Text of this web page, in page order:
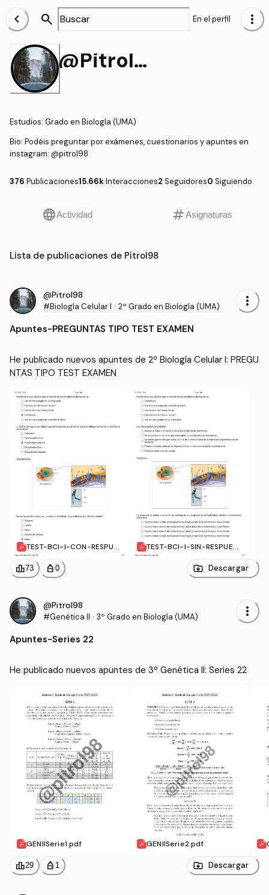
chevron_left search En el perfil more_vert
@Pitrol98
Estudios: Grado en Biología (UMA)
Bio: Podéis preguntar por exámenes, cuestionarios y apuntes en
instagram: @pitrol98
376 Publicaciones15.66kInteracciones2 Seguidores0 Siguiendo
languageActividad tagAsignaturas
Lista de publicaciones de Pitrol98
@Pitrol98
#Biología Celular I · 2º Grado en Biología (UMA) more_vert
Apuntes-PREGUNTAS TIPO TEST EXAMEN
He publicado nuevos apuntes de 2º Biología Celular I: PREGU
NTAS TIPO TEST EXAMEN
TEST-BCI-I-CON-RESPUES
TAS-WUOLAH.pdf
TEST-BCI-I-SIN-RESPUEST
AS-WUOLAH.pdf
leaderboard73 personal_bag 0 Descargar
@Pitrol98
#Genética II · 3º Grado en Biología (UMA) more_vert
Apuntes-Series 22
He publicado nuevos apuntes de 3º Genética II: Series 22
GENIISerie1.pdf GENIISerie2.pdf
leaderboard29 personal_bag 1 Descargar